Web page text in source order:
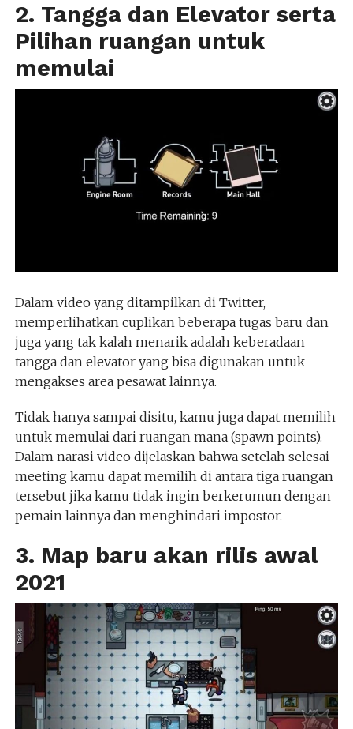
2. Tangga dan Elevator serta
Pilihan ruangan untuk
memulai
Dalam video yang ditampilkan di Twitter,
memperlihatkan cuplikan beberapa tugas baru dan
juga yang tak kalah menarik adalah keberadaan
tangga dan elevator yang bisa digunakan untuk
mengakses area pesawat lainnya.
Tidak hanya sampai disitu, kamu juga dapat memilih
untuk memulai dari ruangan mana (spawn points).
Dalam narasi video dijelaskan bahwa setelah selesai
meeting kamu dapat memilih di antara tiga ruangan
tersebut jika kamu tidak ingin berkerumun dengan
pemain lainnya dan menghindari impostor.
3. Map baru akan rilis awal
2021